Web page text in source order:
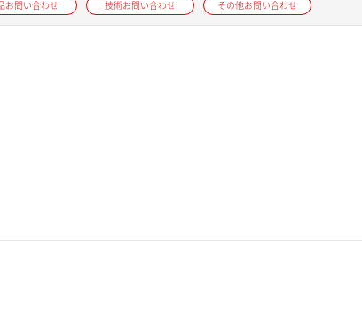
お問い合わせ 技術お問い合わせ その他お問い合わせ